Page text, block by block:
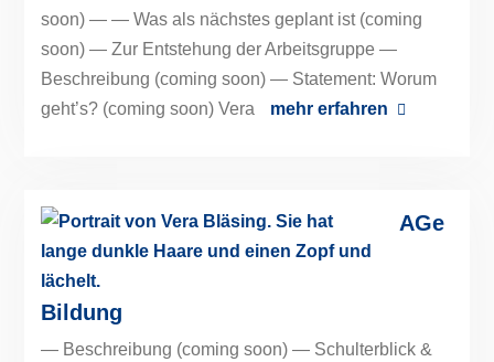
soon) — — Was als nächstes geplant ist (coming
soon) — Zur Entstehung der Arbeitsgruppe —
Beschreibung (coming soon) — Statement: Worum
geht’s? (coming soon) Vera
mehr erfahren
AGe
Bildung
— Beschreibung (coming soon) — Schulterblick &